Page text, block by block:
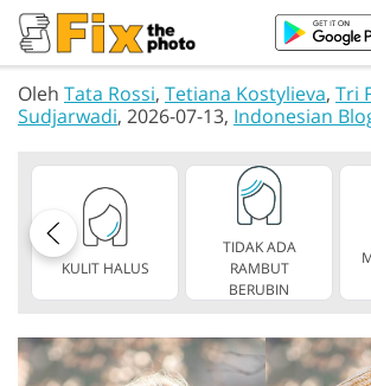
Oleh Tata Rossi, Tetiana Kostylieva, Tri
Sudjarwadi, 2026-07-13, Indonesian
KULIT HALUS
TIDAK ADA
RAMBUT
BERUBIN